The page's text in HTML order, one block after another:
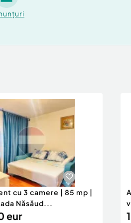
solare, instalatie
tehnic de racordare
care o întâlnești
la apă și la
și un debarcader
turistic și de
puțin de o oră de
descoperi direct
la Delta Neajlovului.
cu 3 camere | 85 mp |
Năsăud...
eur